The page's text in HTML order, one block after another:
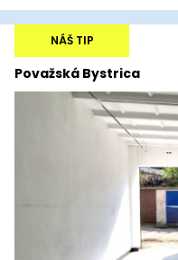
Považská Bystrica
NÁŠ TIP